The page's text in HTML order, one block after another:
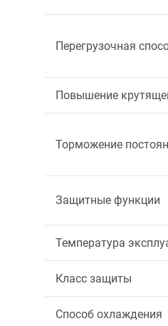
Перегрузочная
Повышение
Торможение
Защитные функции
Температура
Класс защиты
Способ охлаждения